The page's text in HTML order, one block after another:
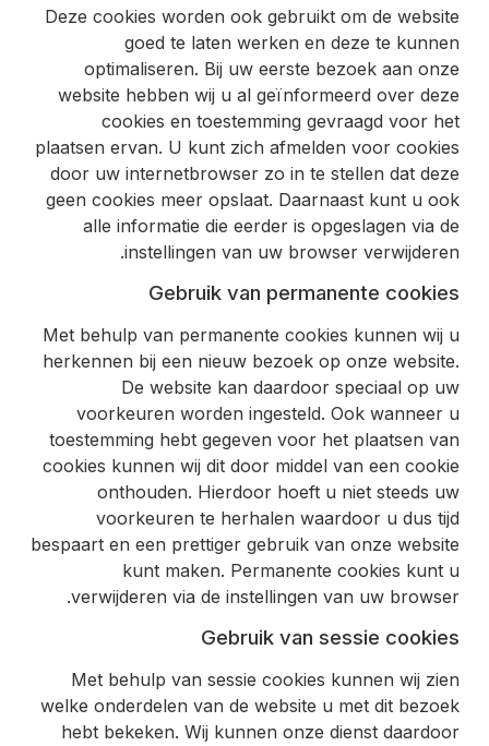
Deze cookies worden ook gebruikt om de website
goed te laten werken en deze te kunnen
optimaliseren. Bij uw eerste bezoek aan onze
website hebben wij u al geïnformeerd over deze
cookies en toestemming gevraagd voor het
plaatsen ervan. U kunt zich afmelden voor cookies
door uw internetbrowser zo in te stellen dat deze
geen cookies meer opslaat. Daarnaast kunt u ook
alle informatie die eerder is opgeslagen via de
instellingen van uw browser verwijderen.
Gebruik van permanente cookies
Met behulp van permanente cookies kunnen wij u
herkennen bij een nieuw bezoek op onze website.
De website kan daardoor speciaal op uw
voorkeuren worden ingesteld. Ook wanneer u
toestemming hebt gegeven voor het plaatsen van
cookies kunnen wij dit door middel van een cookie
onthouden. Hierdoor hoeft u niet steeds uw
voorkeuren te herhalen waardoor u dus tijd
bespaart en een prettiger gebruik van onze website
kunt maken. Permanente cookies kunt u
verwijderen via de instellingen van uw browser.
Gebruik van sessie cookies
Met behulp van sessie cookies kunnen wij zien
welke onderdelen van de website u met dit bezoek
hebt bekeken. Wij kunnen onze dienst daardoor